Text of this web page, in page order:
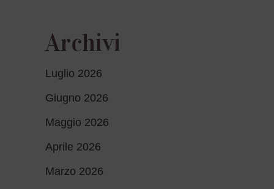
Archivi
Luglio 2026
Giugno 2026
Maggio 2026
Aprile 2026
Marzo 2026